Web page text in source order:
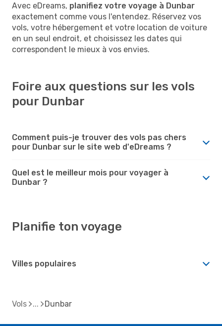
Avec eDreams, planifiez votre voyage à Dunbar
exactement comme vous l'entendez. Réservez vos
vols, votre hébergement et votre location de voiture
en un seul endroit, et choisissez les dates qui
correspondent le mieux à vos envies.
Foire aux questions sur les vols
pour Dunbar
Comment puis-je trouver des vols pas chers
pour Dunbar sur le site web d'eDreams ?
Quel est le meilleur mois pour voyager à
Dunbar ?
Planifie ton voyage
Villes populaires
Vols Dunbar